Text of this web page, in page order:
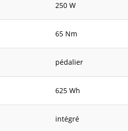
250 W
65 Nm
pédalier
625 Wh
intégré